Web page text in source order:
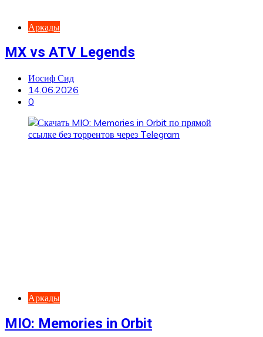
Аркады
MX vs ATV Legends
Иосиф Сид
14.06.2026
0
Аркады
MIO: Memories in Orbit